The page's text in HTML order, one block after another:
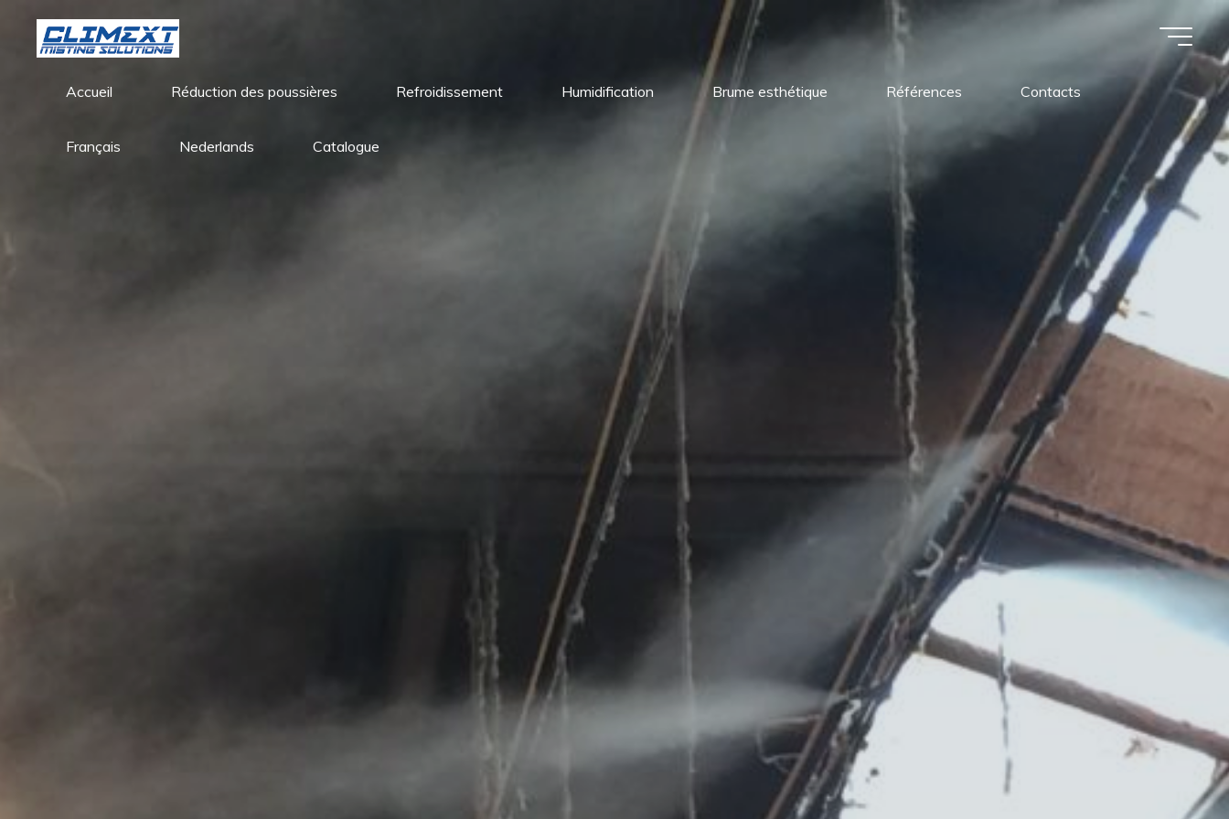
contenu
Accueil
Réduction des poussières Refroidissement Humidification Brume esthétique Références Contacts
Français Nederlands Catalogue